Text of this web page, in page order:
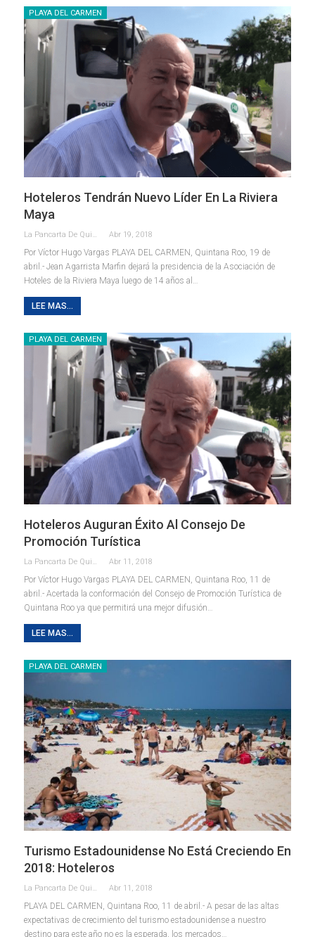
PLAYA DEL CARMEN
Hoteleros Tendrán Nuevo Líder En La Riviera
Maya
La Pancarta De Quintana Roo Abr 19, 2018
Por Víctor Hugo Vargas PLAYA DEL CARMEN, Quintana Roo, 19 de
abril.- Jean Agarrista Marfin dejará la presidencia de la Asociación de
Hoteles de la Riviera Maya luego de 14 años al…
LEE MAS...
PLAYA DEL CARMEN
Hoteleros Auguran Éxito Al Consejo De
Promoción Turística
Abr 11, 2018
Por Víctor Hugo Vargas PLAYA DEL CARMEN, Quintana Roo, 11 de
abril.- Acertada la conformación del Consejo de Promoción Turística de
Quintana Roo ya que permitirá una mejor difusión…
LEE MAS...
PLAYA DEL CARMEN
Turismo Estadounidense No Está Creciendo En
2018: Hoteleros
La Pancarta De Quintana Roo Abr 11, 2018
PLAYA DEL CARMEN, Quintana Roo, 11 de abril.- A pesar de las altas
expectativas de crecimiento del turismo estadounidense a nuestro
destino para este año no es la esperada, los mercados…